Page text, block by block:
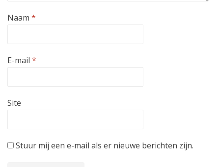
Naam *
E-mail *
Site
Stuur mij een e-mail als er nieuwe berichten zijn.